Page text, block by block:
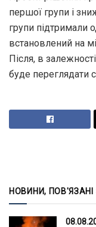
першої групи і
групи підтримали
встановлений на
Після, в
буде переглядати
НОВИНИ, ПОВ'ЯЗАНІ